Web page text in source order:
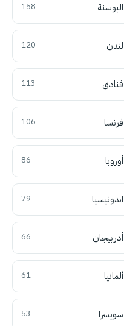
البوسنة 158
لندن 120
فنادق 113
فرنسا 106
أوروبا 86
اندونيسيا 79
أذربيجان 66
ألمانيا 61
سويسرا 53